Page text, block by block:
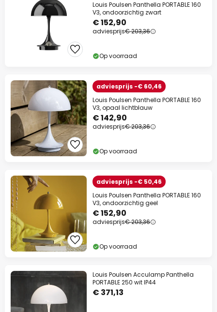
Louis Poulsen Panthella PORTABLE 160
V3, ondoorzichtig zwart
€ 152,90
adviesprijs€ 203,36
Op voorraad
adviesprijs -€ 60,46
Louis Poulsen Panthella PORTABLE 160
V3, opaal lichtblauw
€ 142,90
adviesprijs€ 203,36
Op voorraad
adviesprijs -€ 50,46
Louis Poulsen Panthella PORTABLE 160
V3, ondoorzichtig geel
€ 152,90
adviesprijs€ 203,36
Op voorraad
Louis Poulsen Acculamp Panthella
PORTABLE 250 wit IP44
€ 371,13